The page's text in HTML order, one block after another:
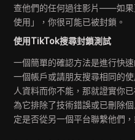
查他們的任何過往影片——如果
使用」，你很可能已被封鎖。
使用TikTok搜尋封鎖測試
一個簡單的確認方法是進行快速
一個帳戶或請朋友搜尋相同的
人資料而你不能，那就證實你
為它排除了技術錯誤或已刪除
定是否從另一個平台聯繫他們